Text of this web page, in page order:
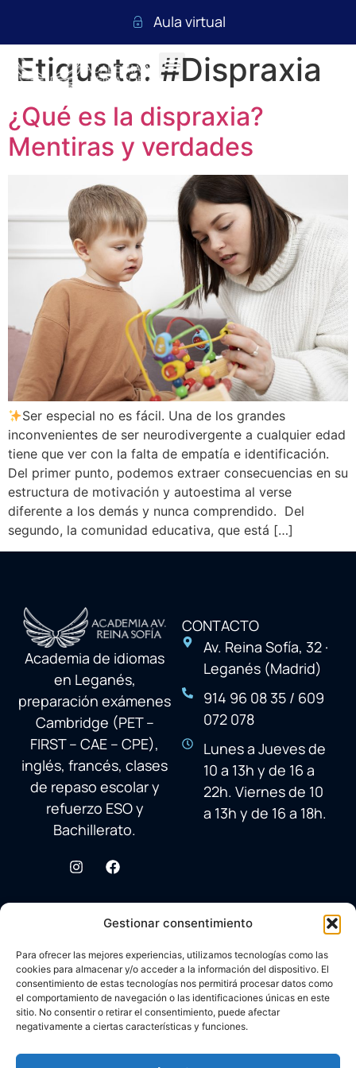
Gestionar consentimiento
Para ofrecer las mejores experiencias, utilizamos tecnologías como las
cookies para almacenar y/o acceder a la información del dispositivo. El
consentimiento de estas tecnologías nos permitirá procesar datos como
el comportamiento de navegación o las identificaciones únicas en este
sitio. No consentir o retirar el consentimiento, puede afectar
negativamente a ciertas características y funciones.
Aula virtual
Etiqueta: #Dispraxia
¿Qué es la dispraxia?
Mentiras y verdades
Ser especial no es fácil. Una de los grandes
inconvenientes de ser neurodivergente a cualquier edad
tiene que ver con la falta de empatía e identificación.
Del primer punto, podemos extraer consecuencias en su
estructura de motivación y autoestima al verse
diferente a los demás y nunca comprendido. Del
segundo, la comunidad educativa, que está […]
Academia de idiomas
en Leganés,
preparación exámenes
Cambridge (PET –
FIRST – CAE – CPE),
inglés, francés, clases
de repaso escolar y
refuerzo ESO y
Bachillerato.
CONTACTO
Av. Reina Sofía, 32 ·
Leganés (Madrid)
914 96 08 35 / 609
072 078
Lunes a Jueves de
10 a 13h y de 16 a
22h. Viernes de 10
a 13h y de 16 a 18h.